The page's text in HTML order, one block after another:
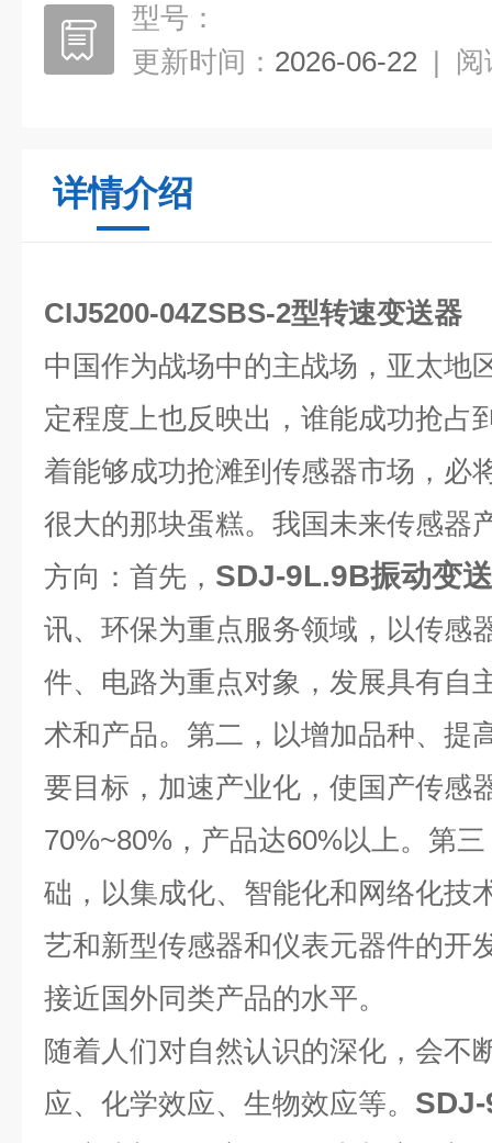
型号：
更新时间： 2026-06-22 | 阅
详情介绍
CIJ5200-04ZSBS-2型转速变送器
中国作为战场中的主战场，亚太地
定程度上也反映出，谁能成功抢占
着能够成功抢滩到传感器市场，必
很大的那块蛋糕。我国未来传感器
方向：首先， SDJ-9L.9B振动变
讯、环保为重点服务领域，以传感
件、电路为重点对象，发展具有自
术和产品。第二，以增加品种、提
要目标，加速产业化，使国产传感
70%~80%，产品达60%以上。第
础，以集成化、智能化和网络化技
艺和新型传感器和仪表元器件的开
接近国外同类产品的水平。
随着人们对自然认识的深化，会不
应、化学效应、生物效应等。